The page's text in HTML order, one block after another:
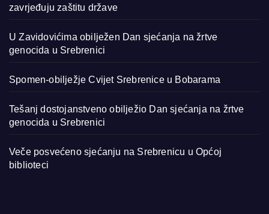
zavrjeđuju zaštitu države
U Zavidovićima obilježen Dan sjećanja na žrtve
genocida u Srebrenici
Spomen-obilježje Cvijet Srebrenice u Bobarama
Tešanj dostojanstveno obilježio Dan sjećanja na žrtve
genocida u Srebrenici
Veče posvećeno sjećanju na Srebrenicu u Općoj
biblioteci